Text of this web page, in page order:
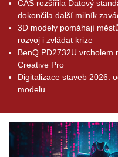
ČAS rozšířila Datový
dokončila další milník
3D modely pomáhají
rozvoj i zvládat krize
BenQ PD2732U vrcholem
Creative Pro
Digitalizace staveb 2026:
modelu